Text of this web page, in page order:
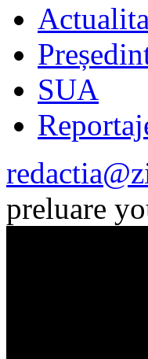
SUA
preluare